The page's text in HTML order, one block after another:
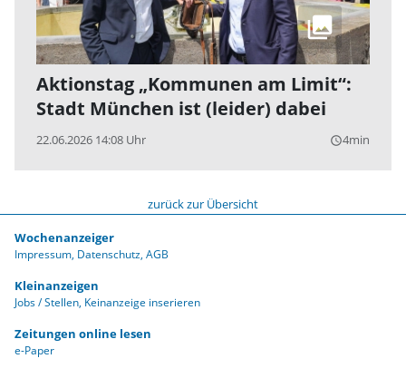
Aktionstag „Kommunen am Limit“:
Stadt München ist (leider) dabei
22.06.2026 14:08 Uhr query_builder4min
zurück zur Übersicht
Wochenanzeiger
Impressum Datenschutz AGB
Kleinanzeigen
Jobs / Stellen Keinanzeige inserieren
Zeitungen online lesen
e-Paper